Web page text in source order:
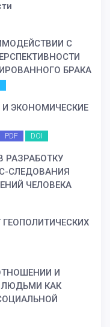
С
БРАКА
ЭКОНОМИЧЕСКИЕ
PDF DOI
РАЗРАБОТКУ
СЛЕДОВАНИЯ
ЧЕЛОВЕКА
И
КАК